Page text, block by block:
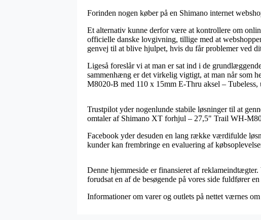
Forinden nogen køber på en Shimano internet
Et alternativ kunne derfor være at kontrollere om
officielle danske lovgivning, tillige med at
genvej til at blive hjulpet, hvis du får problemer ved
Ligeså foreslår vi at man er sat ind i de
sammenhæng er det virkelig vigtigt, at man når som
M8020-B med 110 x 15mm E-Thru aksel –
Trustpilot yder nogenlunde stabile løsninger til at
omtaler af Shimano XT forhjul – 27,5" Trail WH-
Facebook yder desuden en lang række værdifulde
kunder kan frembringe en evaluering af
Denne hjemmeside er finansieret af
forudsat en af de besøgende på vores side fuldfører
Informationer om varer og outlets på nettet værnes